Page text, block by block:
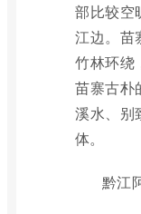
部比较空
江边。苗
竹林环绕
苗寨古朴
溪水、别
体。
黔江